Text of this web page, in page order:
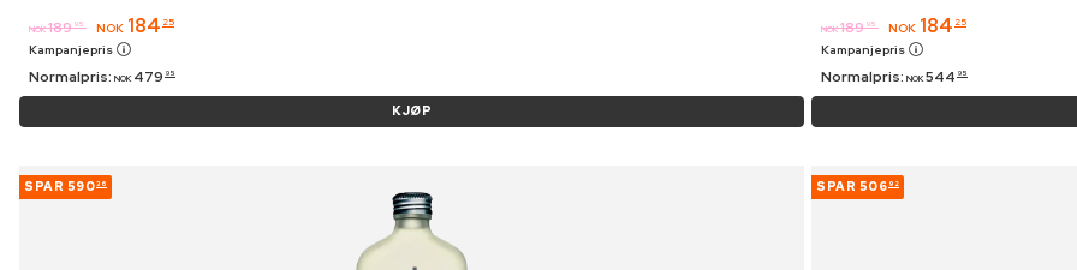
NOK 189 95 NOK 184 25
Kampanjepris
Normalpris: NOK 479 95
KJØP
NOK 189 95 NOK 184 25
Kampanjepris
Normalpris: NOK 544 95
SPAR 59036 SPAR 506 92